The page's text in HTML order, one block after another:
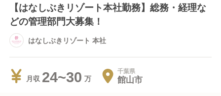
【はなしぶきリゾート本社勤務】総務・経理な
どの管理部門大募集！
はなしぶきリゾート 本社
月収 24~30 千葉県
館山市